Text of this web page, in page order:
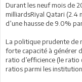
Durant les neuf mois de
milliardsRiyal Qatari (2.4
d’une hausse de 9.0%
La politique prudente de
forte capacité à générer
ratio d’efficience (le ratio
ratios parmi les